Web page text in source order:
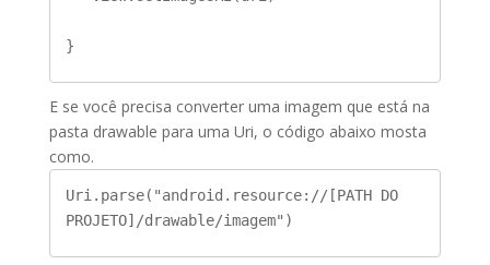
}
E se você precisa converter uma imagem que está na
pasta drawable para uma Uri, o código abaixo mosta
como.
Uri.parse("android.resource://[PATH DO
PROJETO]/drawable/imagem")